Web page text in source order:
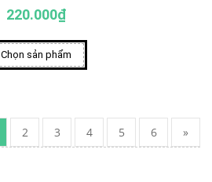
220.000₫
Chọn sản phẩm
2 3 4 5 6 »